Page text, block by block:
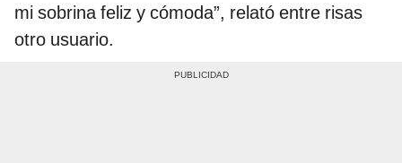
mi sobrina feliz y cómoda”, relató entre risas
otro usuario.